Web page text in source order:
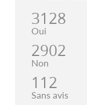
3128
Oui
2902
Non
112
Sans avis